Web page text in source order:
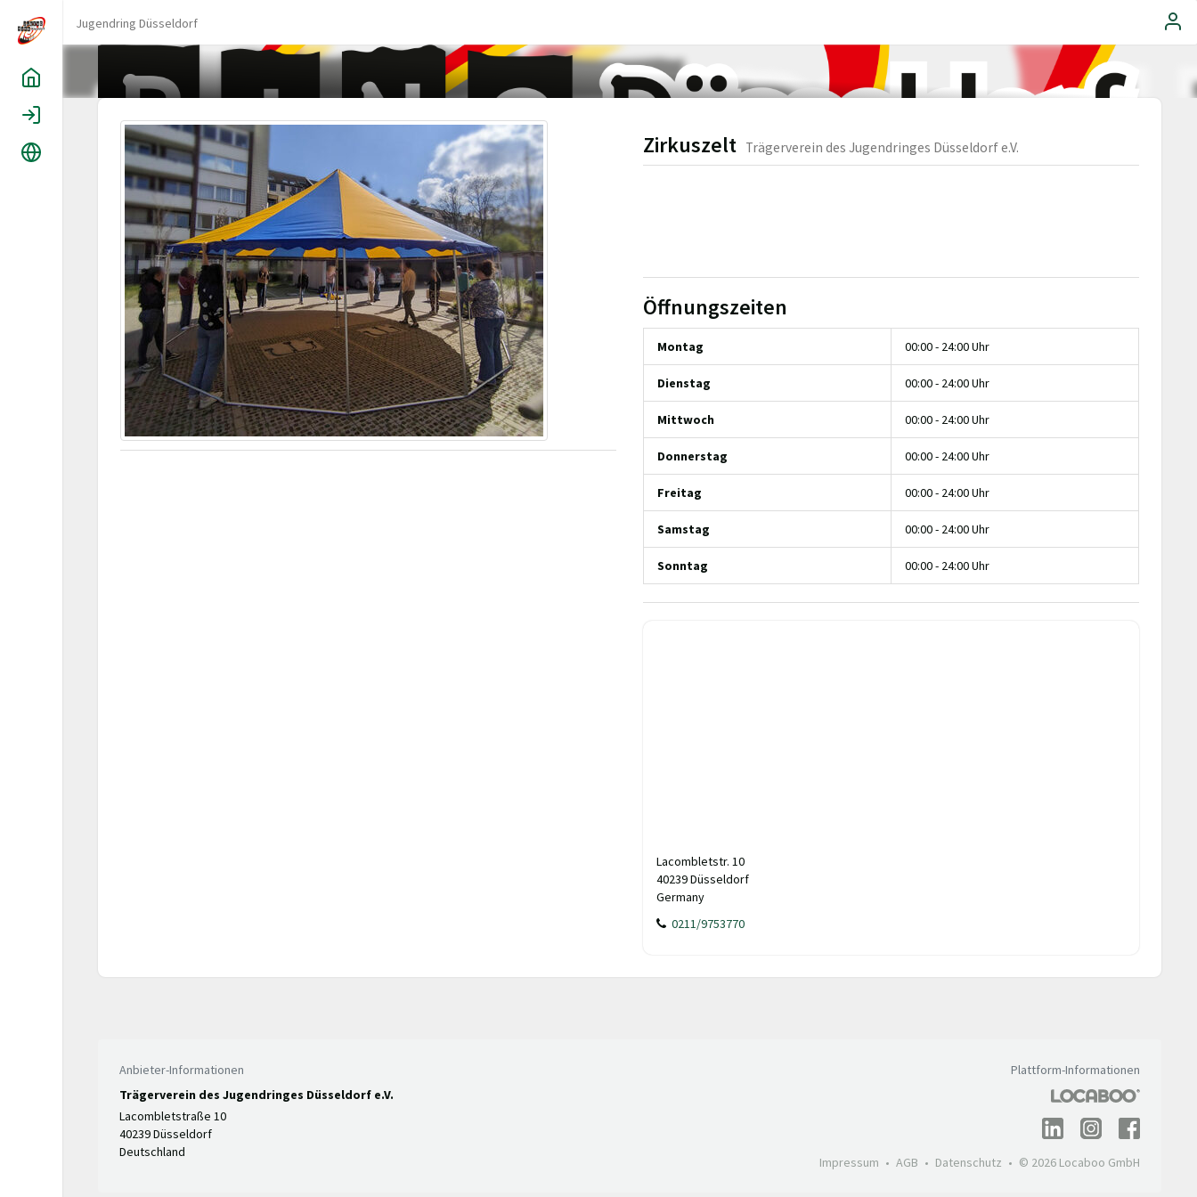
Jugendring Düsseldorf
Zirkuszelt Trägerverein des Jugendringes Düsseldorf e.V.
Öffnungszeiten
Montag 00:00 - 24:00 Uhr
Dienstag 00:00 - 24:00 Uhr
Mittwoch 00:00 - 24:00 Uhr
Donnerstag 00:00 - 24:00 Uhr
Freitag 00:00 - 24:00 Uhr
Samstag 00:00 - 24:00 Uhr
Sonntag 00:00 - 24:00 Uhr
Lacombletstr. 10
40239 Düsseldorf
Germany
0211/9753770
Anbieter-Informationen
Trägerverein des Jugendringes Düsseldorf e.V.
Lacombletstraße 10
40239 Düsseldorf
Deutschland
Plattform-Informationen
Impressum AGB Datenschutz © 2026 Locaboo GmbH